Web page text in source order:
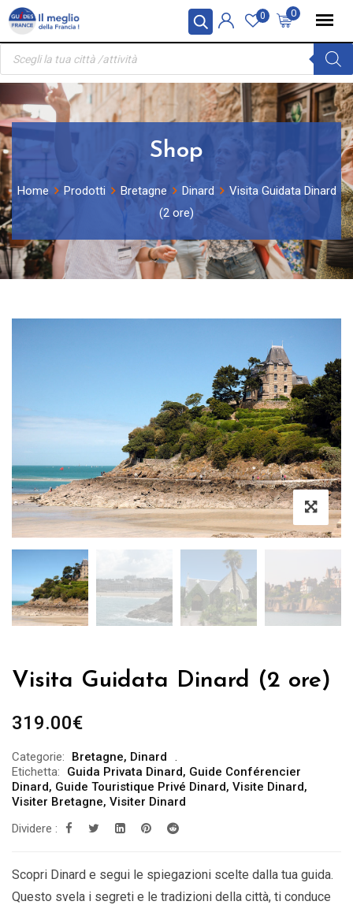
Pannello di gestione dei cookies
Skip
content
0
0
Ricerca
prodotti
Shop
Home Prodotti Bretagne Dinard
Visita Guidata Dinard
(2 ore)
Visita Guidata Dinard (2 ore)
319.00€
Categorie: Bretagne, Dinard
Etichetta:
Guida Privata Dinard, Guide Conférencier
Dinard, Guide Touristique Privé Dinard, Visite Dinard,
Visiter Bretagne, Visiter Dinard
Dividere :
Scopri Dinard e segui le spiegazioni scelte dalla tua guida.
Questo svela i segreti e le tradizioni della città, ti conduce